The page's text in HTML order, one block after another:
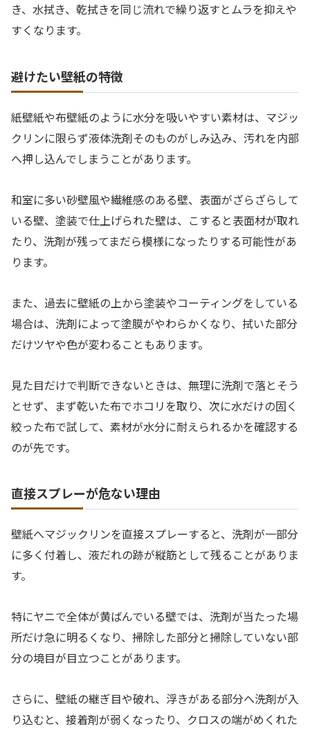
き、水拭き、乾拭きを同じ流れで繰り返すとムラを抑えや
すくなります。
避けたい壁紙の特徴
紙壁紙や布壁紙のように水分を吸いやすい素材は、マジッ
クリンに限らず液体洗剤そのものがしみ込み、汚れを内部
へ押し込んでしまうことがあります。
和室に多い砂壁風や繊維感のある壁、表面がざらざらして
いる壁、塗装で仕上げられた壁は、こすると表面材が取れ
たり、洗剤が残ってまだら模様になったりする可能性があ
ります。
また、過去に壁紙の上から塗装やコーティングをしている
場合は、洗剤によって塗膜がやわらかくなり、拭いた部分
だけツヤや色が変わることもあります。
見た目だけで判断できないときは、無理に洗剤で落とそう
とせず、まず乾いた布でホコリを取り、次に水だけの固く
絞った布で試して、素材が水分に耐えられるかを確認する
のが先です。
直接スプレーが危ない理由
壁紙へマジックリンを直接スプレーすると、洗剤が一部分
に多く付着し、液だれの跡が縦筋として残ることがありま
す。
特にヤニで全体が黄ばんでいる壁では、洗剤が当たった場
所だけ急に明るくなり、掃除した部分と掃除していない部
分の境目が目立つことがあります。
さらに、壁紙の継ぎ目や破れ、浮きがある部分へ洗剤が入
り込むと、接着剤が弱くなったり、クロスの端がめくれた